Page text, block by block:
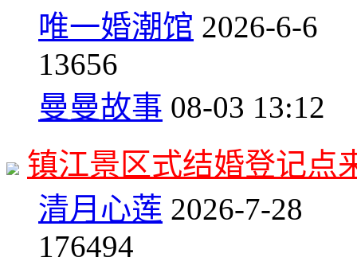
唯一婚潮馆 2026-6-6
13656
曼曼故事 08-03 13:12
镇江景区式结婚登记点
清月心莲 2026-7-28
176494